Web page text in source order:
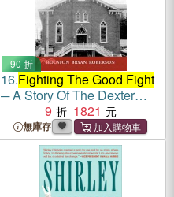
90 折
16.Fighting The Good Fight
─ A Story Of The Dexter
Avenue King Memorial
Church, 1865-1977
9 1821
無庫存